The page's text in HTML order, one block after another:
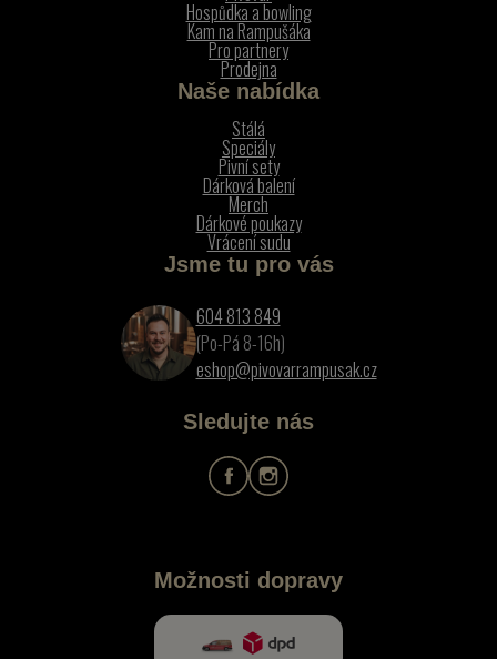
Hospůdka a bowling
Kam na Rampušáka
Pro partnery
Prodejna
Naše nabídka
Stálá
Speciály
Pivní sety
Dárková balení
Merch
Dárkové poukazy
Vrácení sudu
Jsme tu pro vás
604 813 849
(Po-Pá 8-16h)
eshop@pivovarrampusak.cz
Sledujte nás
Možnosti dopravy